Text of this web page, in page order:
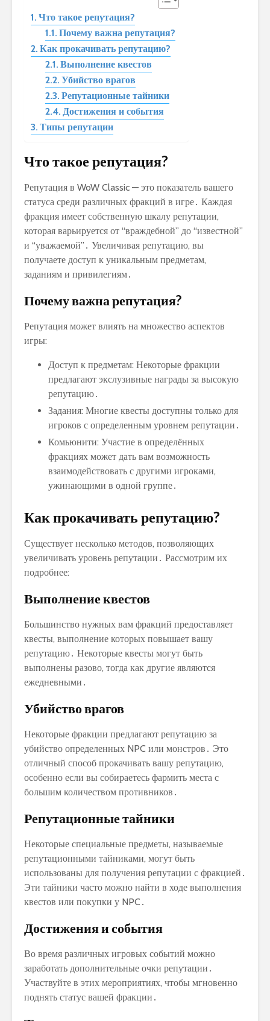
Что такое репутация?
Почему важна репутация?
Как прокачивать репутацию?
Выполнение квестов
Убийство врагов
Репутационные тайники
Достижения и события
Типы репутации
Что такое репутация?
Репутация в WoW Classic — это показатель вашего
статуса среди различных фракций в игре․ Каждая
фракция имеет собственную шкалу репутации,
которая варьируется от “враждебной” до “известной”
и “уважаемой”․ Увеличивая репутацию, вы
получаете доступ к уникальным предметам,
заданиям и привилегиям․
Почему важна репутация?
Репутация может влиять на множество аспектов
игры:
Доступ к предметам: Некоторые фракции
предлагают экслузивные награды за высокую
репутацию․
Задания: Многие квесты доступны только для
игроков с определенным уровнем репутации․
Комьюнити: Участие в определённых
фракциях может дать вам возможность
взаимодействовать с другими игроками,
ужинающими в одной группе․
Как прокачивать репутацию?
Существует несколько методов, позволяющих
увеличивать уровень репутации․ Рассмотрим их
подробнее:
Выполнение квестов
Большинство нужных вам фракций предоставляет
квесты, выполнение которых повышает вашу
репутацию․ Некоторые квесты могут быть
выполнены разово, тогда как другие являются
ежедневными․
Убийство врагов
Некоторые фракции предлагают репутацию за
убийство определенных NPC или монстров․ Это
отличный способ прокачивать вашу репутацию,
особенно если вы собираетесь фармить места с
большим количеством противников․
Репутационные тайники
Некоторые специальные предметы, называемые
репутационными тайниками, могут быть
использованы для получения репутации с фракцией․
Эти тайники часто можно найти в ходе выполнения
квестов или покупки у NPC․
Достижения и события
Во время различных игровых событий можно
заработать дополнительные очки репутации․
Участвуйте в этих мероприятиях, чтобы мгновенно
поднять статус вашей фракции․